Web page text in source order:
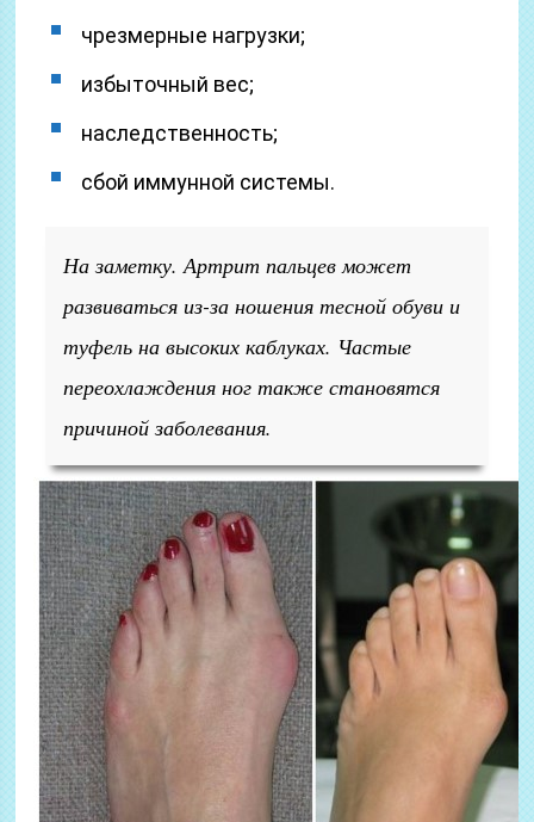
чрезмерные нагрузки;
избыточный вес;
наследственность;
сбой иммунной системы.
На заметку. Артрит пальцев может
развиваться из-за ношения тесной обуви и
туфель на высоких каблуках. Частые
переохлаждения ног также становятся
причиной заболевания.